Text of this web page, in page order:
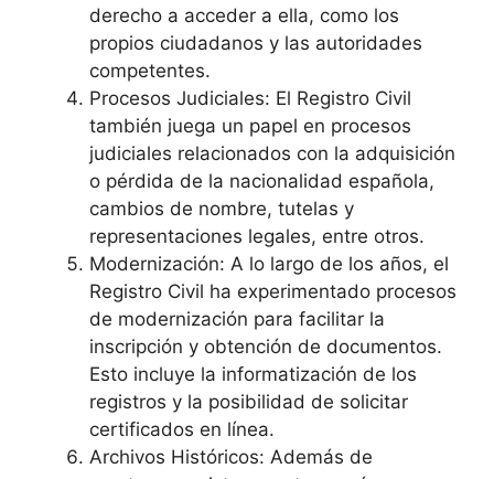
derecho a acceder a ella, como los
propios ciudadanos y las autoridades
competentes.
Procesos Judiciales: El Registro Civil
también juega un papel en procesos
judiciales relacionados con la adquisición
o pérdida de la nacionalidad española,
cambios de nombre, tutelas y
representaciones legales, entre otros.
Modernización: A lo largo de los años, el
Registro Civil ha experimentado procesos
de modernización para facilitar la
inscripción y obtención de documentos.
Esto incluye la informatización de los
registros y la posibilidad de solicitar
certificados en línea.
Archivos Históricos: Además de